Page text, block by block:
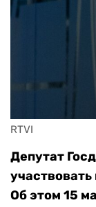
RTVI
Депутат
Об этом 15